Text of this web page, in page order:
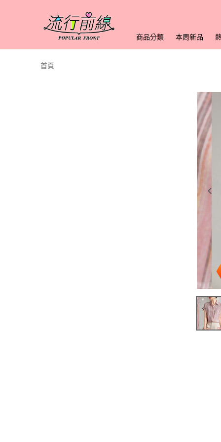
商品分類 本周新品
首頁